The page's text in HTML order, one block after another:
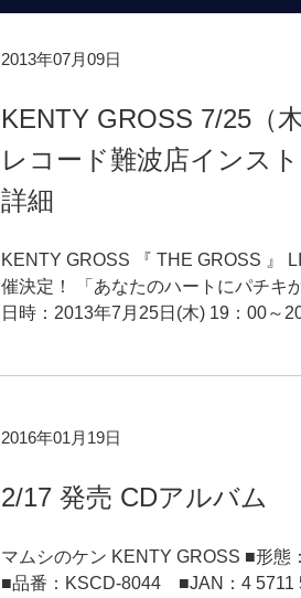
2013年07月09日
KENTY GROSS 7/25（
レコード難波店インス
詳細
KENTY GROSS 『 THE GROSS 』
催決定！ 「あなたのハートにパチキ
日時：2013年7月25日(木) 19：00～
2016年01月19日
2/17 発売 CDアルバム
マムシのケン KENTY GROSS ■形
■品番：KSCD-8044 ■JAN：4 5711